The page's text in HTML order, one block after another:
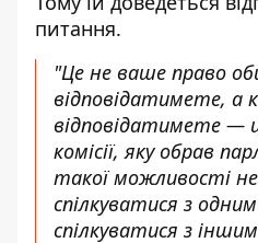
питання.
"Це не ваше право
відповідатимете, а
відповідатимете —
комісії, яку обрав
такої можливості
спілкуватися з
спілкуватися з